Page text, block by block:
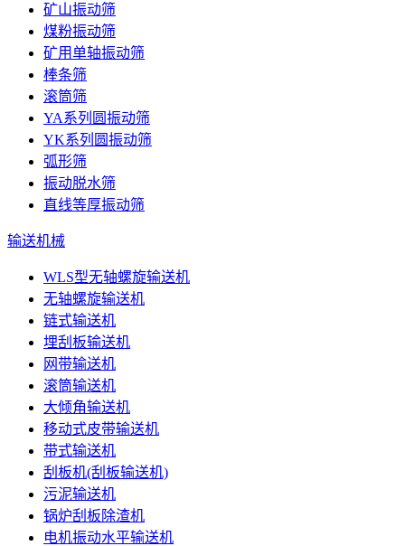
矿山振动筛
煤粉振动筛
矿用单轴振动筛
棒条筛
滚筒筛
YA系列圆振动筛
YK系列圆振动筛
弧形筛
振动脱水筛
直线等厚振动筛
输送机械
WLS型无轴螺旋输送机
无轴螺旋输送机
链式输送机
埋刮板输送机
网带输送机
滚筒输送机
大倾角输送机
移动式皮带输送机
带式输送机
刮板机(刮板输送机)
污泥输送机
锅炉刮板除渣机
电机振动水平输送机